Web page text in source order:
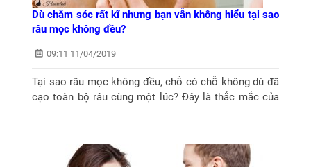
Dù chăm sóc rất kĩ nhưng bạn vẫn không hiểu tại sao
râu mọc không đều?
09:11 11/04/2019
Tại sao râu mọc không đều, chỗ có chỗ không dù đã
cạo toàn bộ râu cùng một lúc? Đây là thắc mắc của